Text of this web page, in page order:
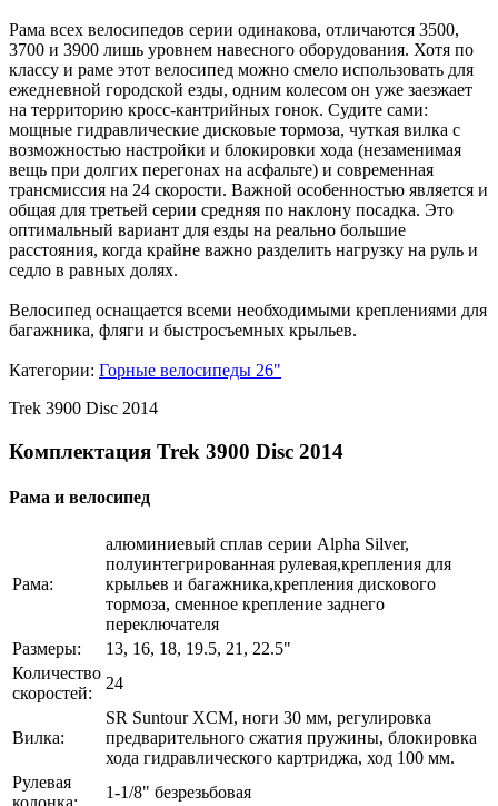
Рама всех велосипедов серии одинакова, отличаются 3500,
3700 и 3900 лишь уровнем навесного оборудования. Хотя по
классу и раме этот велосипед можно смело использовать для
ежедневной городской езды, одним колесом он уже заезжает
на территорию кросс-кантрийных гонок. Судите сами:
мощные гидравлические дисковые тормоза, чуткая вилка с
возможностью настройки и блокировки хода (незаменимая
вещь при долгих перегонах на асфальте) и современная
трансмиссия на 24 скорости. Важной особенностью является и
общая для третьей серии средняя по наклону посадка. Это
оптимальный вариант для езды на реально большие
расстояния, когда крайне важно разделить нагрузку на руль и
седло в равных долях.
Велосипед оснащается всеми необходимыми креплениями для
багажника, фляги и быстросъемных крыльев.
Категории: Горные велосипеды 26"
Trek 3900 Disc 2014
Комплектация Trek 3900 Disc 2014
Рама и велосипед
Рама:
алюминиевый сплав серии Alpha Silver,
полуинтегрированная рулевая,крепления для
крыльев и багажника,крепления дискового
тормоза, сменное крепление заднего
переключателя
Размеры:
13, 16, 18, 19.5, 21, 22.5"
Количество
скоростей:
24
Вилка:
SR Suntour XCM, ноги 30 мм, регулировка
предварительного сжатия пружины, блокировка
хода гидравлического картриджа, ход 100 мм.
Рулевая
колонка:
1-1/8" безрезьбовая